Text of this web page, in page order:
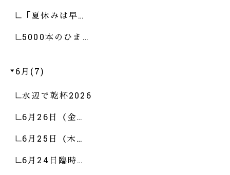
「夏休みは早…
5000本のひま…
6月(7)
水辺で乾杯2026
6月26日（金…
6月25日（木…
6月24日臨時…